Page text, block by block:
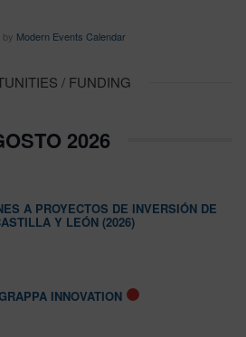
by Modern Events Calendar
/ FUNDING
2026
A PROYECTOS DE INVERSIÓN DE
Y LEÓN (2026)
INNOVATION